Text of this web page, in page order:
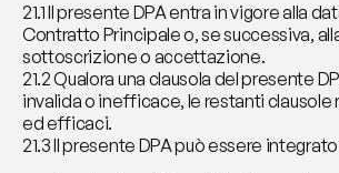
21.1 Il presente DPA entra in vigore alla
Contratto Principale o, se successiva,
sottoscrizione o accettazione.
21.2 Qualora una clausola del presente
invalida o inefficace, le restanti clausole
ed efficaci.
21.3 Il presente DPA può essere